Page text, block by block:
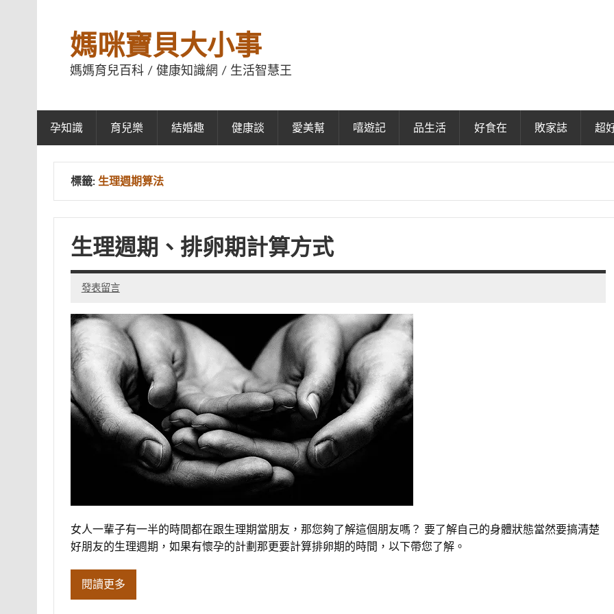
媽咪寶貝大小事
媽媽育兒百科 / 健康知識網 / 生活智慧王
孕知識 育兒樂 結婚趣 健康談 愛美幫 嘻遊記 品生活 好食在 敗家誌 超
標籤: 生理週期算法
生理週期、排卵期計算方式
發表留言
女人一輩子有一半的時間都在跟生理期當朋友，那您夠了解這個朋友嗎？ 要了解自己的身體狀態當然要搞清楚
好朋友的生理週期，如果有懷孕的計劃那更要計算排卵期的時間，以下帶您了解。
閱讀更多